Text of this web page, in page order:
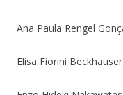
Ana Paula Rengel
Elisa Fiorini Beckhauser